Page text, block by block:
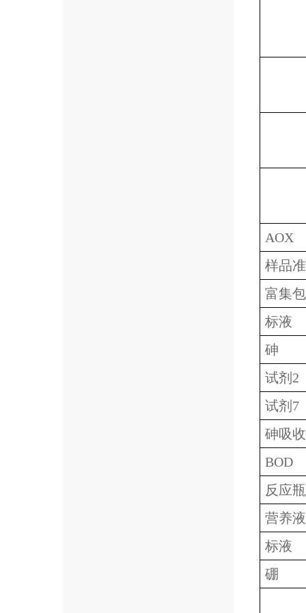
AOX
样品
富集包
标液
砷
试剂2
试剂7
砷吸
BOD
反应瓶
营养液
标液
硼